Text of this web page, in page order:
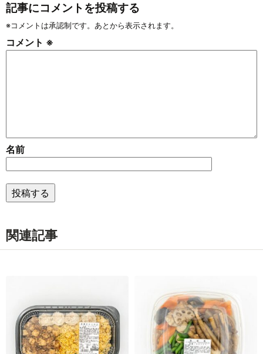
記事にコメントを投稿する
※コメントは承認制です。あとから表示されます。
コメント ※
名前
関連記事